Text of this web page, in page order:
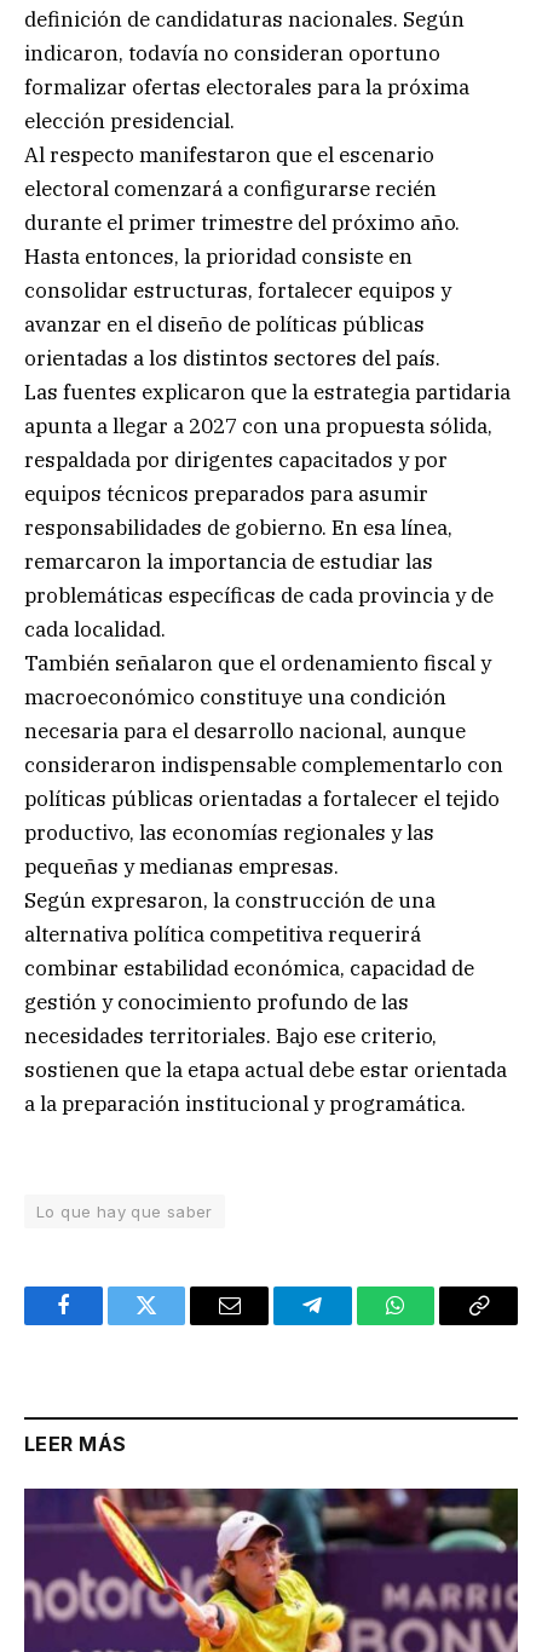
definición de candidaturas nacionales. Según
indicaron, todavía no consideran oportuno
formalizar ofertas electorales para la próxima
elección presidencial.
Al respecto manifestaron que el escenario
electoral comenzará a configurarse recién
durante el primer trimestre del próximo año.
Hasta entonces, la prioridad consiste en
consolidar estructuras, fortalecer equipos y
avanzar en el diseño de políticas públicas
orientadas a los distintos sectores del país.
Las fuentes explicaron que la estrategia partidaria
apunta a llegar a 2027 con una propuesta sólida,
respaldada por dirigentes capacitados y por
equipos técnicos preparados para asumir
responsabilidades de gobierno. En esa línea,
remarcaron la importancia de estudiar las
problemáticas específicas de cada provincia y de
cada localidad.
También señalaron que el ordenamiento fiscal y
macroeconómico constituye una condición
necesaria para el desarrollo nacional, aunque
consideraron indispensable complementarlo con
políticas públicas orientadas a fortalecer el tejido
productivo, las economías regionales y las
pequeñas y medianas empresas.
Según expresaron, la construcción de una
alternativa política competitiva requerirá
combinar estabilidad económica, capacidad de
gestión y conocimiento profundo de las
necesidades territoriales. Bajo ese criterio,
sostienen que la etapa actual debe estar orientada
a la preparación institucional y programática.
Lo que hay que saber
FacebookTwitter Email TelegramWhatsAppCopy
LEER MÁS